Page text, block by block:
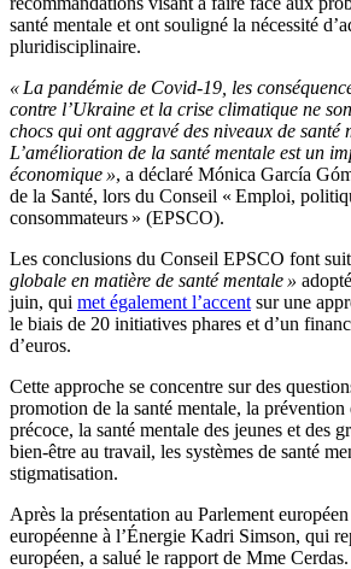
santé mentale et ont souligné la nécessité
pluridisciplinaire.
« La pandémie de Covid-19, les
contre l’Ukraine et la crise climatique ne
chocs qui ont aggravé des niveaux de santé
L’amélioration de la santé mentale est un
économique », a déclaré Mónica García
de la Santé, lors du Conseil « Emploi,
consommateurs » (EPSCO).
Les conclusions du Conseil EPSCO font
globale en matière de santé mentale »
juin, qui met également l’accent sur une
le biais de 20 initiatives phares et d’un
d’euros.
Cette approche se concentre sur des
promotion de la santé mentale, la prévention
précoce, la santé mentale des jeunes et des
bien-être au travail, les systèmes de santé
stigmatisation.
Après la présentation au Parlement
européenne à l’Énergie Kadri Simson, qui
européen, a salué le rapport de Mme Cerdas.